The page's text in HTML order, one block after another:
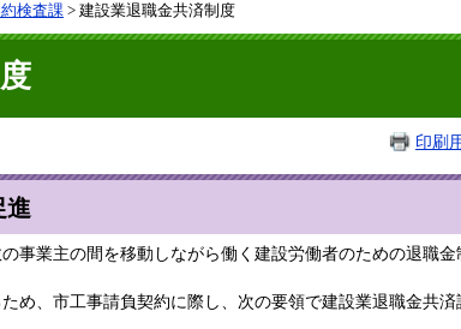
検査課 > 建設業退職金共済制度
印刷
進
事業主の間を移動しながら働く建設労働者のための退職
め、市工事請負契約に際し、次の要領で建設業退職金共済